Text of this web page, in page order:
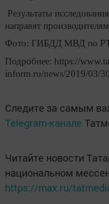
Результаты
направят
Фото: ГИБДД МВД по
Подробнее: https://
inform.ru/news/2019/03/
Следите за самым
Telegram-канале
Читайте новости
национальном
https://max.ru/